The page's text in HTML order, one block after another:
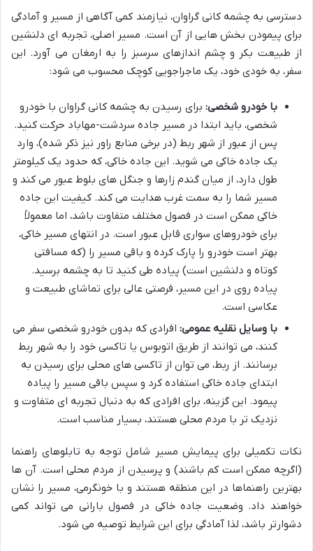
دسترسی به چشمه کانی گراوان، نیازمند کمی آگاهی از مسیر و آمادگی
برای پیمودن بخش هایی از آن است. مسیر اصلی، تجربه ای دلنشین
از طبیعت بکر و چشم اندازهای سرسبز را به ارمغان می آورد. این
سفر، به خودی خود، یک ماجراجویی کوچک محسوب می شود:
با خودرو شخصی: برای رسیدن به چشمه کانی گراوان با خودرو
شخصی، باید ابتدا در مسیر جاده سردشت-مهاباد حرکت کنید.
پس از عبور از شهر ربط (در برخی منابع راور نیز ذکر شده)، وارد
یک جاده خاکی می شوید. این جاده خاکی، که حدود یک کیلومتر
طول دارد، از میان گندم زارها و جنگل های بلوط عبور می کند و
مسیر شما را به سمت غرب هدایت می کند. کیفیت این جاده
خاکی ممکن است در فصول مختلف متفاوت باشد، اما معمولاً
برای خودروهای سواری قابل عبور است. در انتهای مسیر خاکی،
بهتر است خودرو را پارک کرده و باقی مسیر را (که مسافتی
کوتاه و دلنشین است) پیاده طی کنید تا به چشمه برسید.
پیاده روی در این مسیر، فرصتی عالی برای تماشای طبیعت و
عکاسی است.
با وسایل نقلیه عمومی: افرادی که بدون خودرو شخصی سفر می
کنند، می توانند از طریق اتوبوس یا تاکسی خود را به شهر ربط
برسانند. از ربط، می توان از تاکسی های محلی برای رسیدن به
ابتدای جاده خاکی استفاده کرد و سپس باقی مسیر را پیاده
پیمود. این گزینه، برای افرادی که به دنبال تجربه ای متفاوت و
نزدیک تر با مردم محلی هستند، بسیار مناسب است.
نکات تکمیلی برای پیمایش مسیر شامل توجه به تابلوهای راهنما
(اگرچه ممکن است کم باشند) و پرسیدن از مردم محلی است. آن ها
بهترین راهنماها در این منطقه هستند و با خونگرمی، مسیر را نشان
خواهند داد. وضعیت جاده خاکی در فصول بارانی می تواند کمی
دشوارتر باشد، لذا آمادگی برای این شرایط توصیه می شود.